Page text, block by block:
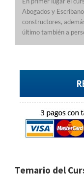
Abogados y
constructores,
último también a
Temario del